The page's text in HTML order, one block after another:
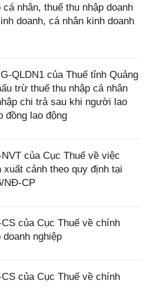
nhân, thuế thu nhập doanh
doanh, cá nhân kinh doanh
QLDN1 của Thuế tỉnh Quảng
trừ thuế thu nhập cá nhân
chi trả sau khi người lao
đồng lao động
của Cục Thuế về việc
cảnh theo quy định tại
NĐ-CP
của Cục Thuế về chính
nghiệp
của Cục Thuế về chính